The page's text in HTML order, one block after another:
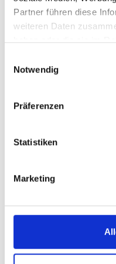
Partner führen diese
weiteren Daten
haben oder die sie im
Notwendig
Präferenzen
Statistiken
Marketing
Abteilung